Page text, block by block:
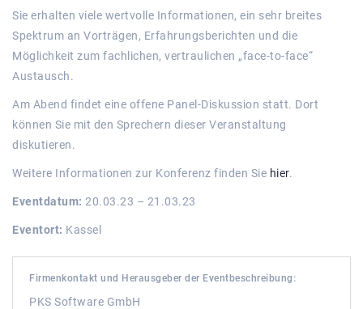
Sie erhalten viele wertvolle Informationen, ein sehr breites
Spektrum an Vorträgen, Erfahrungsberichten und die
Möglichkeit zum fachlichen, vertraulichen „face-to-face“
Austausch.
Am Abend findet eine offene Panel-Diskussion statt. Dort
können Sie mit den Sprechern dieser Veranstaltung
diskutieren.
Weitere Informationen zur Konferenz finden Sie hier.
Eventdatum: 20.03.23 – 21.03.23
Eventort: Kassel
Firmenkontakt und Herausgeber der Eventbeschreibung:
PKS Software GmbH